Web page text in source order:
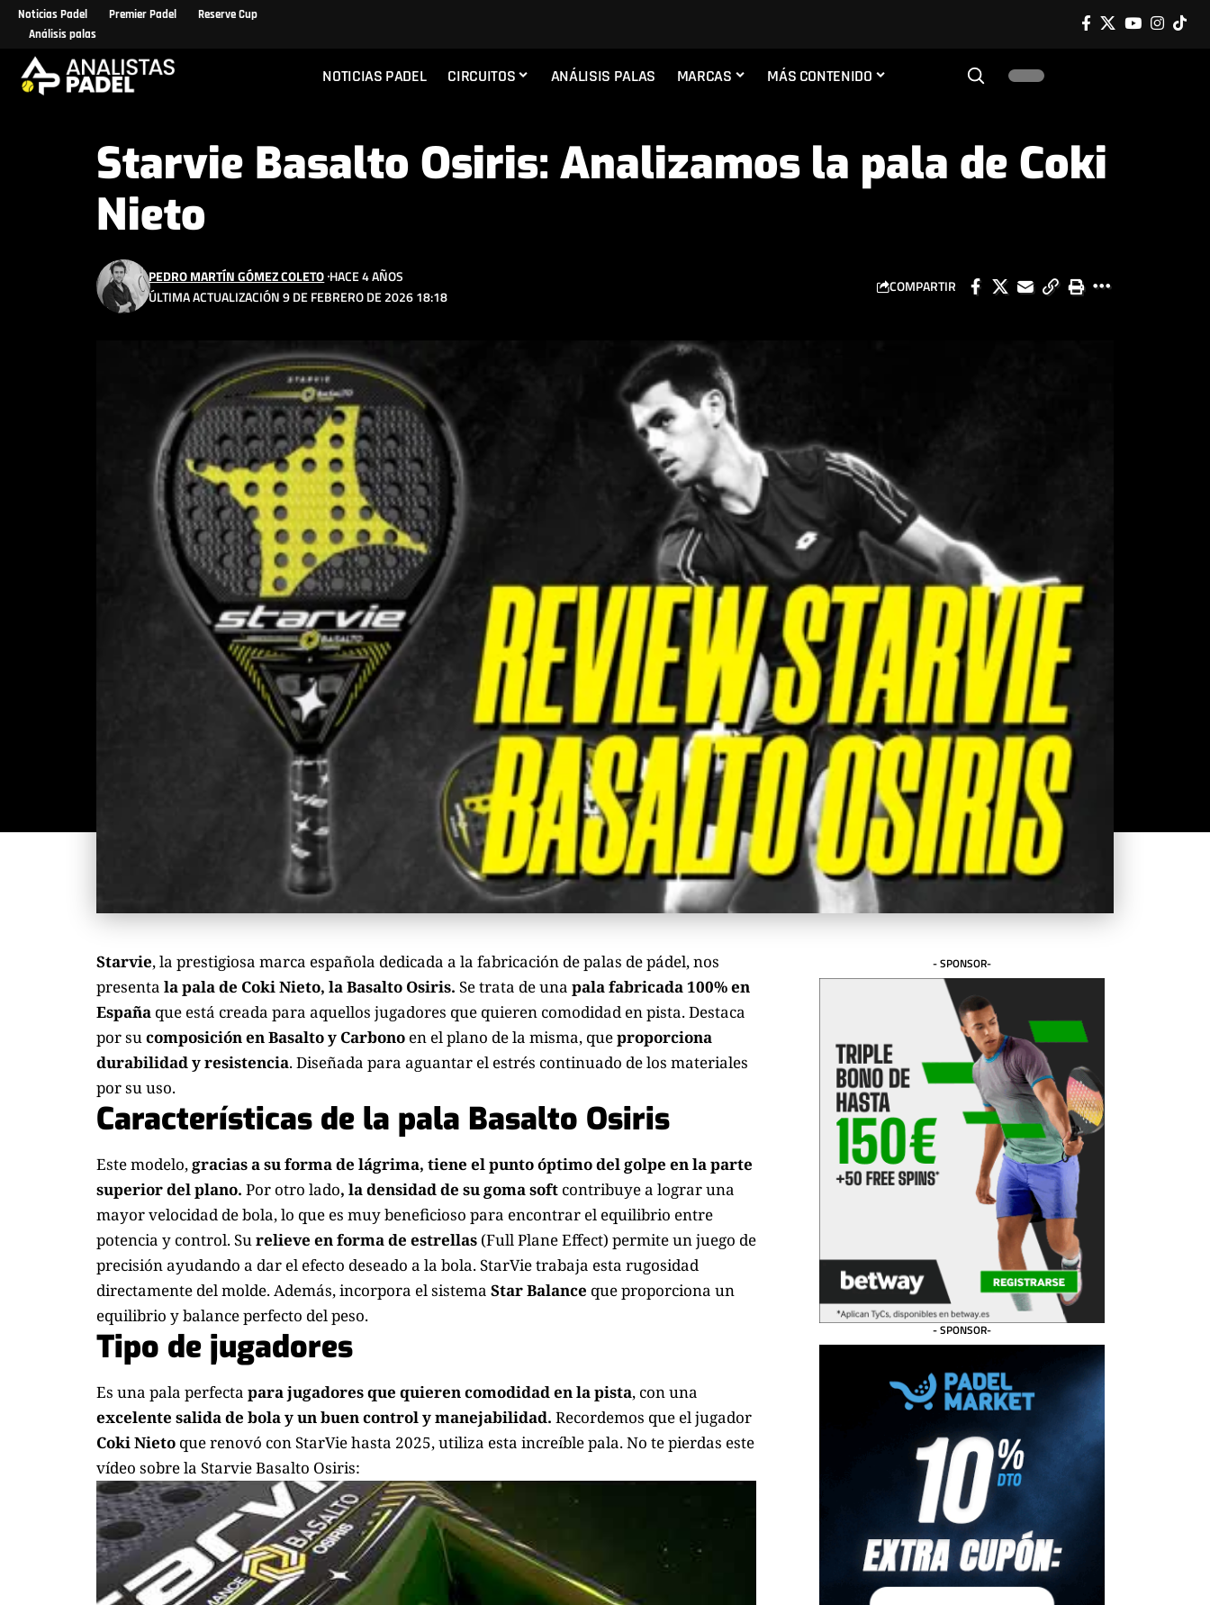
Noticias Padel Premier Padel
Reserve Cup
Análisis palas
NOTICIAS PADEL CIRCUITOS ANÁLISIS PALAS MARCAS MÁS CONTENIDO
Starvie Basalto Osiris: Analizamos la pala de Coki
Nieto
ÚLTIMA ACTUALIZACIÓN 9 DE FEBRERO DE 2026 18:18
PEDRO MARTÍN GÓMEZ COLETO HACE 4 AÑOS
COMPARTIR
Starvie, la prestigiosa marca española dedicada a la fabricación de palas de pádel, nos
presenta la pala de Coki Nieto, la Basalto Osiris. Se trata de una pala fabricada 100% en
España que está creada para aquellos jugadores que quieren comodidad en pista. Destaca
por sucomposición en Basalto y Carbono en el plano de la misma, queproporciona
durabilidad y resistencia. Diseñada para aguantar el estrés continuado de los materiales
por su uso.
Características de la pala Basalto Osiris
Este modelo,gracias a su forma de lágrima, tiene el punto óptimo del golpe en la parte
superior del plano. Por otro lado, la densidad de su goma soft contribuye a lograr una
mayor velocidad de bola, lo que es muy beneficioso para encontrar el equilibrio entre
potencia y control. Surelieve en forma de estrellas (Full Plane Effect) permite un juego de
precisión ayudando a dar el efecto deseado a la bola. StarVie trabaja esta rugosidad
directamente del molde. Además, incorpora el sistema Star Balance que proporciona un
equilibrio y balance perfecto del peso.
Tipo de jugadores
Es una pala perfecta para jugadores que quieren comodidad en la pista, con una
excelente salida de bolay un buen controly manejabilidad. Recordemos que el jugador
Coki Nieto que renovó con StarVie hasta 2025, utiliza esta increíble pala. No te pierdas este
vídeo sobre la Starvie Basalto Osiris:
- SPONSOR-
- SPONSOR-